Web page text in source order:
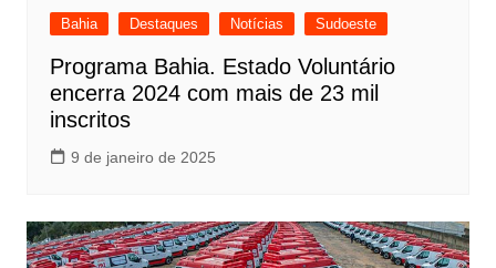
Bahia Destaques Notícias Sudoeste
Programa Bahia. Estado Voluntário
encerra 2024 com mais de 23 mil
inscritos
9 de janeiro de 2025